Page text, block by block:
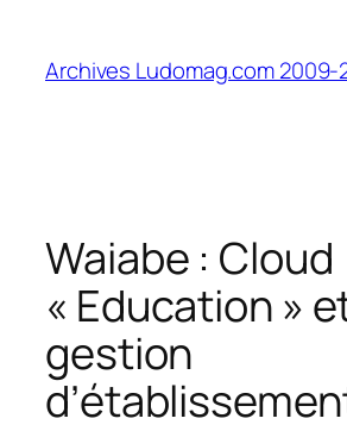
contenu
Archives Ludomag.com 2009-
Waiabe : Cloud
« Education »
gestion